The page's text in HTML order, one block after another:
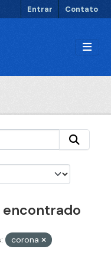
Entrar Contato
encontrado
corona